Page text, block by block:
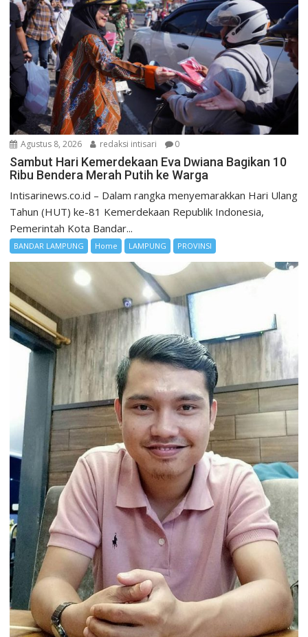
Agustus 8, 2026 redaksi intisari 0
Sambut Hari Kemerdekaan Eva Dwiana Bagikan 10
Ribu Bendera Merah Putih ke Warga
Intisarinews.co.id – Dalam rangka menyemarakkan Hari Ulang
Tahun (HUT) ke-81 Kemerdekaan Republik Indonesia,
Pemerintah Kota Bandar...
BANDAR LAMPUNG Home LAMPUNG PROVINSI